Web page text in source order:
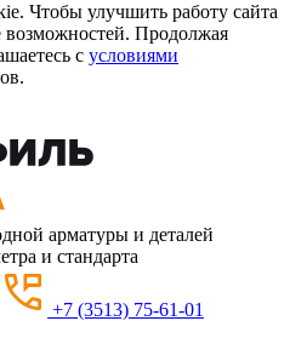
Чтобы улучшить работу сайта
возможностей. Продолжая
с условиями
арматуры и деталей
и стандарта
+7 (3513) 75-61-01